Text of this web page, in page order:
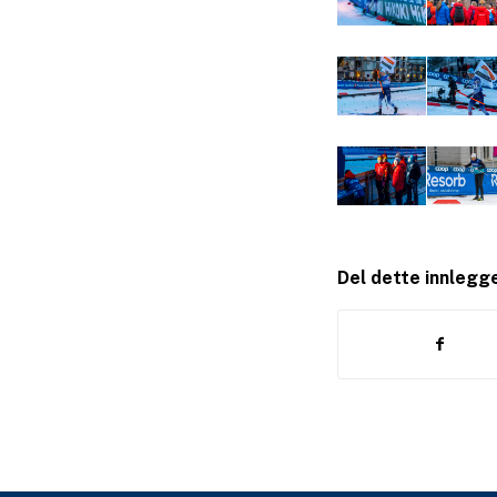
Del dette